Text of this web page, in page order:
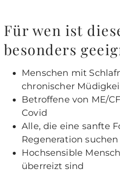
Für wen ist
besonders
Menschen mit
chronischer
Betroffene von ME/
Covid
Alle, die eine sanfte
Regeneration suchen
Hochsensible
überreizt sind